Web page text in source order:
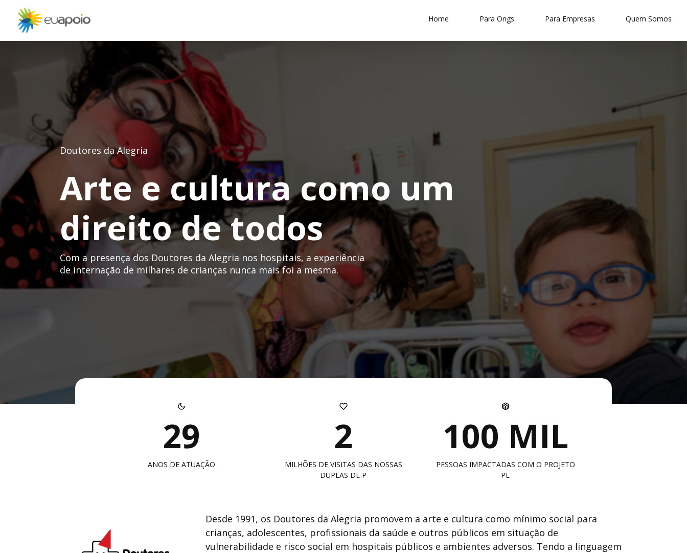
Home Para Ongs Para Empresas Quem Somos
Doutores da Alegria
Arte e cultura como um
direito de todos
Com a presença dos Doutores da Alegria nos hospitais, a experiência
de internação de milhares de crianças nunca mais foi a mesma.
29
ANOS DE ATUAÇÃO
2
MILHÕES DE VISITAS DAS NOSSAS
DUPLAS DE P
100 MIL
PESSOAS IMPACTADAS COM O PROJETO
PL
Desde 1991, os Doutores da Alegria promovem a arte e cultura como mínimo social para
crianças, adolescentes, profissionais da saúde e outros públicos em situação de
vulnerabilidade e risco social em hospitais públicos e ambientes adversos. Tendo a linguagem